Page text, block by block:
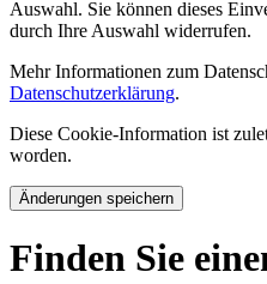
Auswahl. Sie können dieses
durch Ihre Auswahl widerrufen.
Mehr Informationen zum
Datenschutzerklärung.
Diese Cookie-Information ist
worden.
Änderungen speichern
Finden Sie